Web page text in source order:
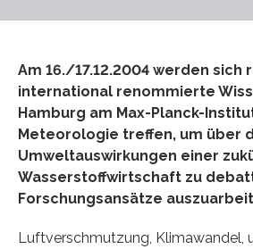
Am 16./17.12.2004 werden sich
international renommierte
Hamburg am Max-Planck-
Meteorologie treffen, um über
Umweltauswirkungen einer
Wasserstoffwirtschaft zu
Forschungsansätze
Luftverschmutzung, Klimawandel,